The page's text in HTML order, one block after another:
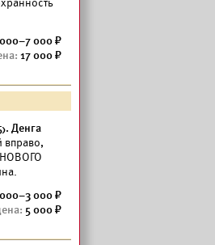
000
17 000
Денга
вправо,
НОВОГО
000
5 000